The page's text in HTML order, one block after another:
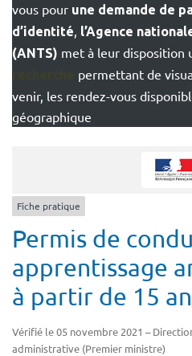
vous pour une demande de
d’identité, l’Agence
(ANTS) met à leur disposition
permettant de
venir, les rendez-vous
géographique
Fiche pratique
Permis de
apprentissage
à partir de 15
Vérifié le 05 novembre 2021 –
administrative (Premier ministre)